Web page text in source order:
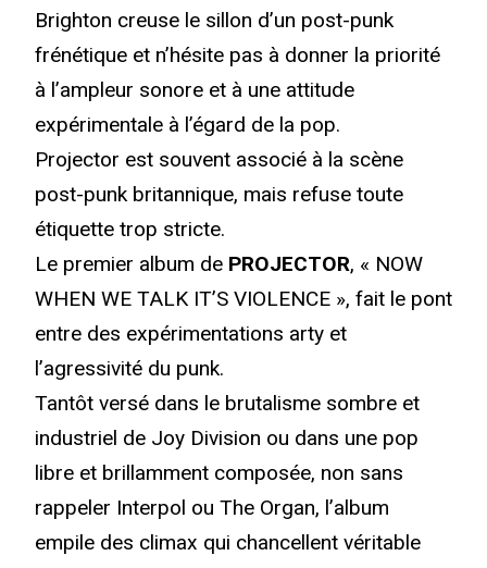
Brighton creuse le sillon d’un post-punk
frénétique et n’hésite pas à donner la priorité
à l’ampleur sonore et à une attitude
expérimentale à l’égard de la pop.
Projector est souvent associé à la scène
post-punk britannique, mais refuse toute
étiquette trop stricte.
Le premier album de PROJECTOR, « NOW
WHEN WE TALK IT’S VIOLENCE », fait le pont
entre des expérimentations arty et
l’agressivité du punk.
Tantôt versé dans le brutalisme sombre et
industriel de Joy Division ou dans une pop
libre et brillamment composée, non sans
rappeler Interpol ou The Organ, l’album
empile des climax qui chancellent véritable